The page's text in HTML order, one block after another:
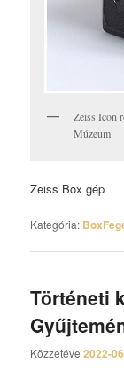
Zeiss Icon
Múzeum
Zeiss Box gép
Kategória:
Történeti
Közzétéve2022-